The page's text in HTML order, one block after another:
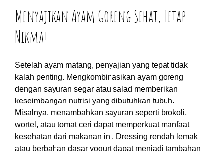
Menyajikan Ayam Goreng Sehat, Tetap
Nikmat
Setelah ayam matang, penyajian yang tepat tidak
kalah penting. Mengkombinasikan ayam goreng
dengan sayuran segar atau salad memberikan
keseimbangan nutrisi yang dibutuhkan tubuh.
Misalnya, menambahkan sayuran seperti brokoli,
wortel, atau tomat ceri dapat memperkuat manfaat
kesehatan dari makanan ini. Dressing rendah lemak
atau berbahan dasar yogurt dapat menjadi tambahan